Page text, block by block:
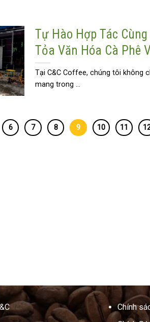
Tự Hào Hợp Tác
Tỏa Văn Hóa Cà Phê
Tại C&C Coffee, chúng tôi không
mang trong ...
6 7 8 9 10 11
Chính